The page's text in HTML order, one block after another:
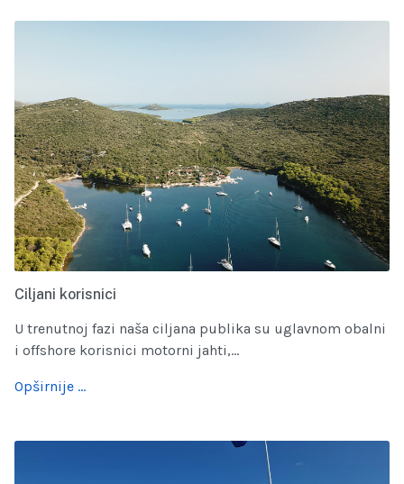
Ciljani korisnici
U trenutnoj fazi naša ciljana publika su uglavnom obalni
i offshore korisnici motorni jahti,...
Opširnije …